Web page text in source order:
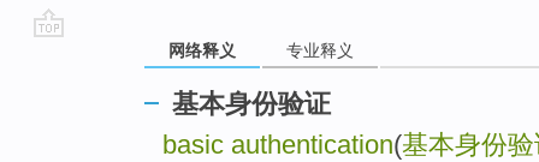
网络释义 专业释义
基本身份验证
basic authentication(基本身份